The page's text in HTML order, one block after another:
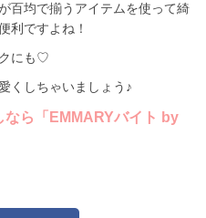
百均で揃うアイテムを使って綺
利ですよね！
にも♡
くしちゃいましょう♪
なら「EMMARYバイト by